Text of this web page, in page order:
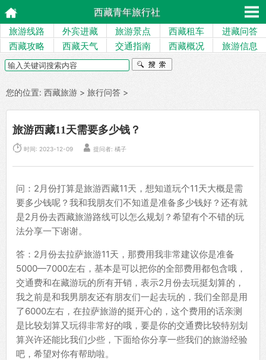
西藏青年旅行社
旅游线路 外宾进藏 旅游景点 西藏租车
进藏问答
西藏攻略
西藏天气 交通指南 西藏概况 旅游信息
您的位置: 西藏旅游 > 旅行问答 >
旅游西藏11天需要多少钱？
 时间: 2023-12-09  提问者: 橘子
问：2月份打算是旅游西藏11天，想知道玩个11天大概是需
要多少钱呢？我和我朋友们不知道是准备多少钱好？还有就
是2月份去西藏旅游路线可以怎么规划？希望有个不错的玩
法分享一下谢谢。
答：2月份去拉萨旅游11天，那费用我非常建议你是准备
5000—7000左右，基本是可以把你的全部费用都包含哦，
交通费和在藏游玩的所有开销，表示2月份去玩挺划算的，
我之前是和我男朋友还有朋友们一起去玩的，我们全部是用
了6000左右，在拉萨旅游的挺开心的，这个费用的话亲测
是比较划算又玩得非常好的哦，要是你的交通费比较特别划
算兴许还能比我们少些，下面给你分享一些我们的旅游经验
吧，希望对你有帮助啦。